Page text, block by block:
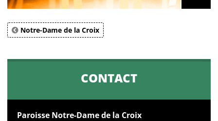
Notre-Dame de la Croix
CONTACT
Paroisse Notre-Dame de la Croix